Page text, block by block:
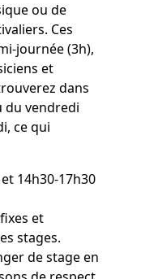
ou de
Ces
journée (3h),
et
dans
du vendredi
ce qui
14h30-17h30
et
stages.
de stage en